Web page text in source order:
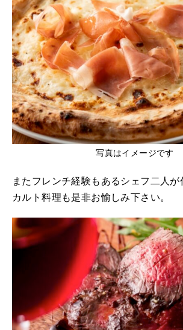
写真はイメージです
またフレンチ経験もあるシェフ二人が
カルト料理も是非お愉しみ下さい。